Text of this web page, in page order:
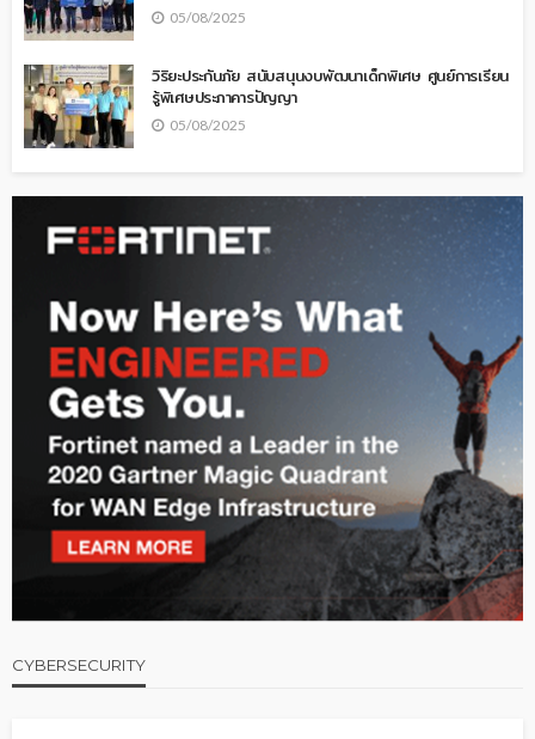
05/08/2025
วิริยะประกันภัย สนับสนุนงบพัฒนาเด็กพิเศษ ศูนย์การเรียน
รู้พิเศษประภาคารปัญญา
05/08/2025
CYBERSECURITY